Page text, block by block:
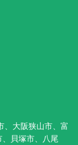
、大阪狭山市、富
貝塚市、八尾